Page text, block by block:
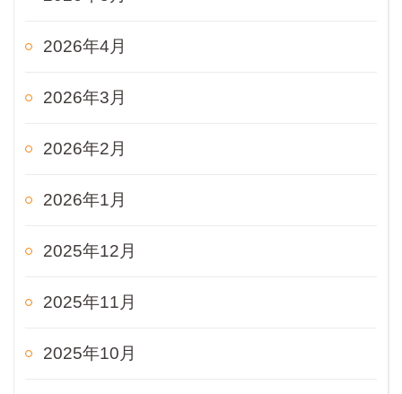
2026年4月
2026年3月
2026年2月
2026年1月
2025年12月
2025年11月
2025年10月